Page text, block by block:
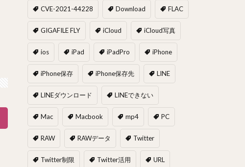
CVE-2021-44228 Download FLAC
GIGAFILE FLY iCloud iCloud写真
ios iPad iPadPro iPhone
iPhone保存 iPhone保存先 LINE
LINEダウンロード LINEできない
Mac Macbook mp4 PC
RAW RAWデータ Twitter
Twitter制限 Twitter活用 URL